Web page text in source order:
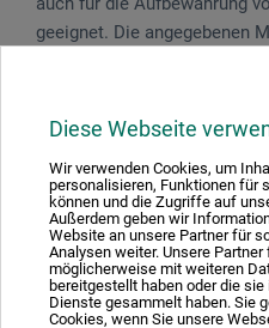
Diese Webseite
Wir verwenden Cookies, um
personalisieren, Funktionen für
können und die Zugriffe auf
Außerdem geben wir
Website an unsere Partner für
Analysen weiter. Unsere
möglicherweise mit weiteren
bereitgestellt haben oder die
Dienste gesammelt haben. Sie
Cookies, wenn Sie unsere
geeignet. Die angegebenen
Schreiben Sie die erste